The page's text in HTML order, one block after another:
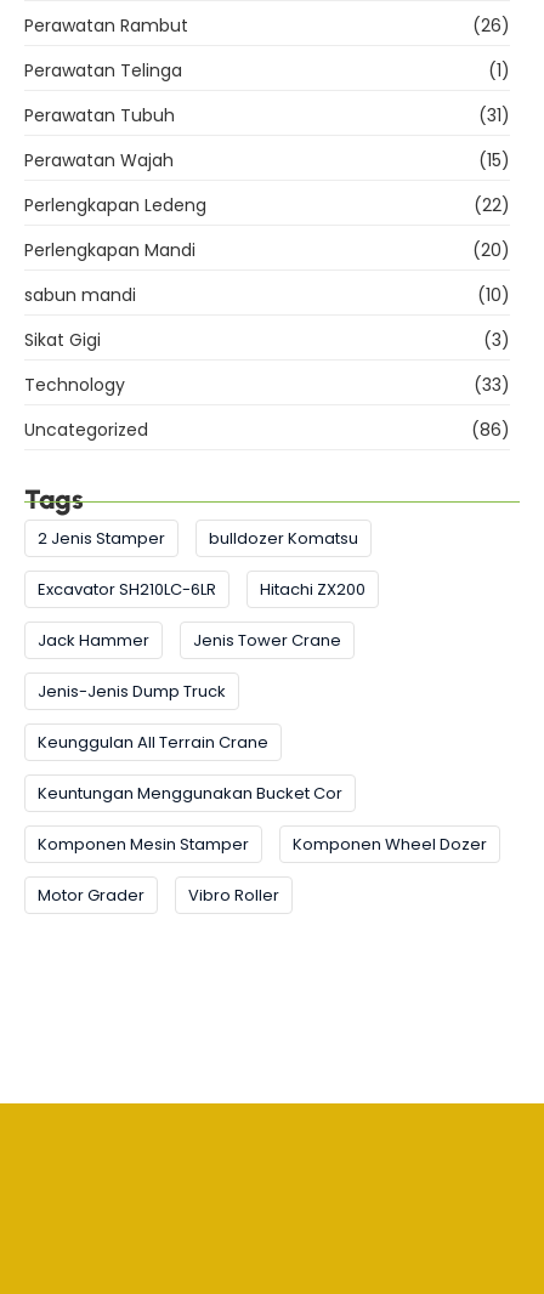
Perawatan Rambut
(26)
Perawatan Telinga
(1)
Perawatan Tubuh
(31)
Perawatan Wajah
(15)
Perlengkapan Ledeng
(22)
Perlengkapan Mandi
(20)
sabun mandi
(10)
Sikat Gigi
(3)
Technology
(33)
Uncategorized
(86)
Tags
2 Jenis Stamper bulldozer Komatsu
Excavator SH210LC-6LR Hitachi ZX200
Jack Hammer Jenis Tower Crane
Jenis-Jenis Dump Truck
Keunggulan All Terrain Crane
Keuntungan Menggunakan Bucket Cor
Komponen Mesin Stamper Komponen Wheel Dozer
Motor Grader Vibro Roller